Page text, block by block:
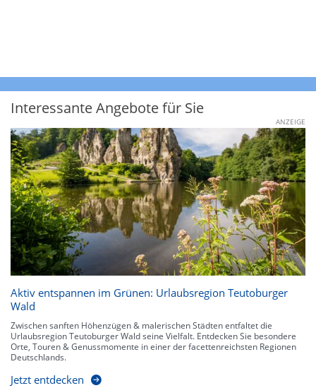
Interessante Angebote für Sie
ANZEIGE
Aktiv entspannen im Grünen: Urlaubsregion Teutoburger
Wald
Zwischen sanften Höhenzügen & malerischen Städten entfaltet die
Urlaubsregion Teutoburger Wald seine Vielfalt. Entdecken Sie besondere
Orte, Touren & Genussmomente in einer der facettenreichsten Regionen
Deutschlands.
Jetzt entdecken